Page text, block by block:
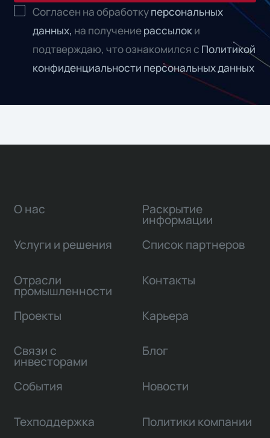
Согласен на обработкуперсональных
данных, на получениерассылоки
подтверждаю, что ознакомился с Политикой
конфиденциальности персональных данных
О нас
Услуги и решения
Отрасли
промышленности
Проекты
Связи с
инвесторами
Раскрытие
информации
Список партнеров
Контакты
Карьера
Блог
События Новости
Техподдержка Политики компании